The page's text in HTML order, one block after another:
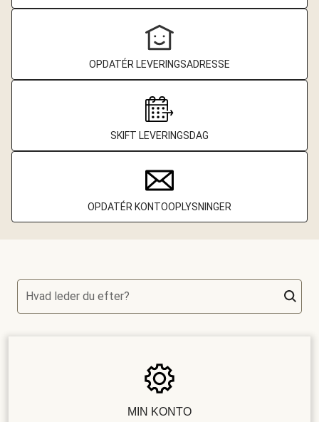
OPDATÉR LEVERINGSADRESSE
SKIFT LEVERINGSDAG
OPDATÉR KONTOOPLYSNINGER
Hvad leder du efter?
MIN KONTO